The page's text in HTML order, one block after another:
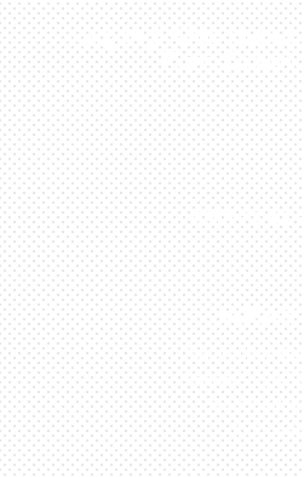
Kunjungi Atau
Kami Di
0813-
Perumahan
Taman Surya 3
No.27,